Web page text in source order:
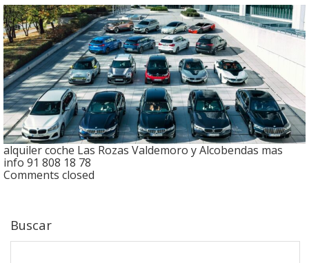
alquiler coche Las Rozas Valdemoro y Alcobendas mas
info 91 808 18 78
Comments closed
Buscar